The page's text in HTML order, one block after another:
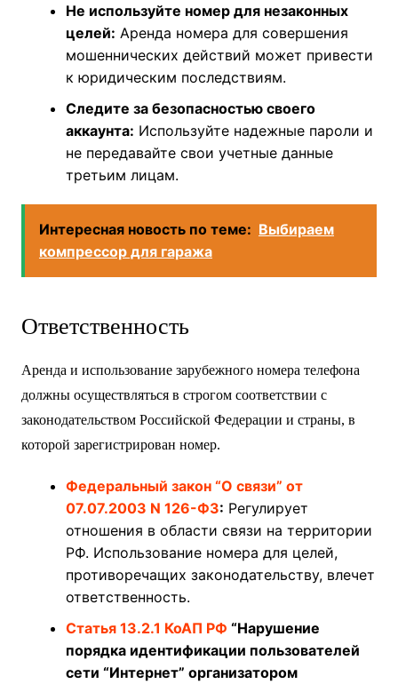
Не используйте номер для незаконных
целей: Аренда номера для совершения
мошеннических действий может привести
к юридическим последствиям.
Следите за безопасностью своего
аккаунта: Используйте надежные пароли и
не передавайте свои учетные данные
третьим лицам.
Интересная новость по теме: Выбираем
компрессор для гаража
Ответственность
Аренда и использование зарубежного номера телефона
должны осуществляться в строгом соответствии с
законодательством Российской Федерации и страны, в
которой зарегистрирован номер.
Федеральный закон “О связи” от
07.07.2003 N 126-ФЗ: Регулирует
отношения в области связи на территории
РФ. Использование номера для целей,
противоречащих законодательству, влечет
ответственность.
Статья 13.2.1 КоАП РФ “Нарушение
порядка идентификации пользователей
сети “Интернет” организатором